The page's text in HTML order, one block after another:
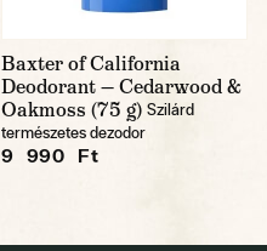
Baxter of California
Deodorant — Cedarwood &
Oakmoss (75 g) Szilárd
természetes dezodor
9 990 Ft